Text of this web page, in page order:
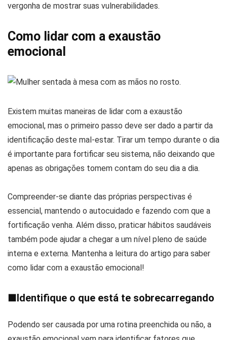
vergonha de mostrar suas vulnerabilidades.
Como lidar com a exaustão
emocional
Existem muitas maneiras de lidar com a exaustão
emocional, mas o primeiro passo deve ser dado a partir da
identificação deste mal-estar. Tirar um tempo durante o dia
é importante para fortificar seu sistema, não deixando que
apenas as obrigações tomem contam do seu dia a dia.
Compreender-se diante das próprias perspectivas é
essencial, mantendo o autocuidado e fazendo com que a
fortificação venha. Além disso, praticar hábitos saudáveis
também pode ajudar a chegar a um nível pleno de saúde
interna e externa. Mantenha a leitura do artigo para saber
como lidar com a exaustão emocional!
■Identifique o que está te sobrecarregando
Podendo ser causada por uma rotina preenchida ou não, a